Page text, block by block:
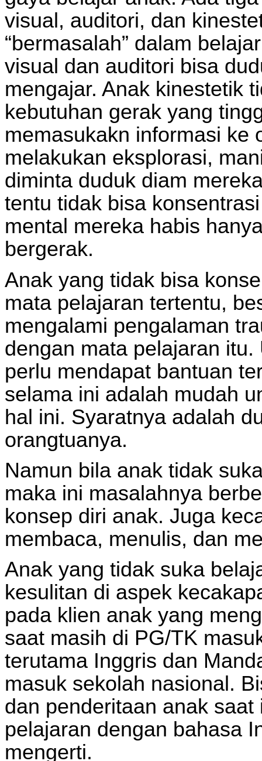
visual, auditori, dan
“bermasalah” dalam
visual dan auditori bisa
mengajar. Anak kinestetik
kebutuhan gerak yang
memasukakn informasi ke
melakukan eksplorasi,
diminta duduk diam
tentu tidak bisa
mental mereka habis
bergerak.
Anak yang tidak bisa
mata pelajaran tertentu,
mengalami pengalaman
dengan mata pelajaran
perlu mendapat bantuan
selama ini adalah mudah
hal ini. Syaratnya adalah
orangtuanya.
Namun bila anak tidak
maka ini masalahnya
konsep diri anak. Juga
membaca, menulis, dan
Anak yang tidak suka
kesulitan di aspek
pada klien anak yang
saat masih di PG/TK
terutama Inggris dan
masuk sekolah nasional.
dan penderitaan anak
pelajaran dengan bahasa
mengerti.